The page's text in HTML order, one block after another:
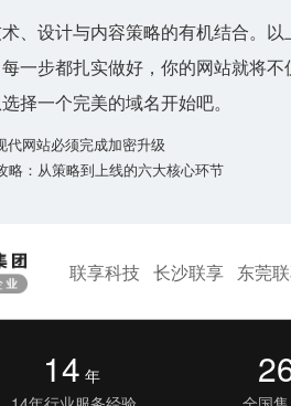
术、设计与内容策略的有机结合。
一步都扎实做好，你的网站就将
择一个完美的域名开始吧。
代网站必须完成加密升级
略：从策略到上线的六大核心环节
联享科技 长沙联享 东莞
14 年